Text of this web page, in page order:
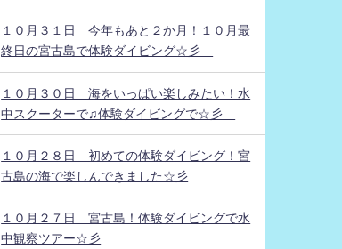
１０月３１日 今年もあと２か月！１０月最
終日の宮古島で体験ダイビング☆彡
１０月３０日 海をいっぱい楽しみたい！水
中スクーターで♫体験ダイビングで☆彡
１０月２８日 初めての体験ダイビング！宮
古島の海で楽しんできました☆彡
１０月２７日 宮古島！体験ダイビングで水
中観察ツアー☆彡